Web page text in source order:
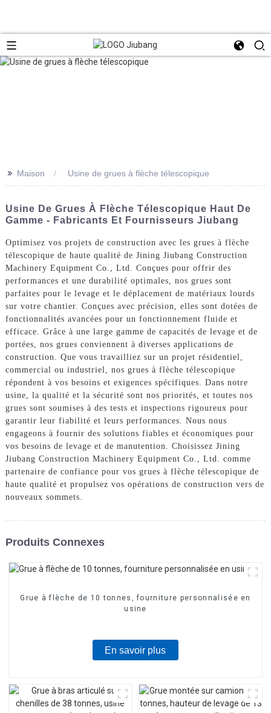
>> Maison Usine de grues à flèche télescopique
Usine De Grues À Flèche Télescopique Haut De
Gamme - Fabricants Et Fournisseurs Jiubang
Optimisez vos projets de construction avec les grues à flèche
télescopique de haute qualité de Jining Jiubang Construction
Machinery Equipment Co., Ltd. Conçues pour offrir des
performances et une durabilité optimales, nos grues sont
parfaites pour le levage et le déplacement de matériaux lourds
sur votre chantier. Conçues avec précision, elles sont dotées de
fonctionnalités avancées pour un fonctionnement fluide et
efficace. Grâce à une large gamme de capacités de levage et de
portées, nos grues conviennent à diverses applications de
construction. Que vous travailliez sur un projet résidentiel,
commercial ou industriel, nos grues à flèche télescopique
répondent à vos besoins et exigences spécifiques. Dans notre
usine, la qualité et la sécurité sont nos priorités, et toutes nos
grues sont soumises à des tests et inspections rigoureux pour
garantir leur fiabilité et leurs performances. Nous nous
engageons à fournir des solutions fiables et économiques pour
vos besoins de levage et de manutention. Choisissez Jining
Jiubang Construction Machinery Equipment Co., Ltd. comme
partenaire de confiance pour vos grues à flèche télescopique de
haute qualité et propulsez vos opérations de construction vers de
nouveaux sommets.
Produits Connexes
Grue à flèche de 10 tonnes, fourniture personnalisée en
usine
En savoir plus